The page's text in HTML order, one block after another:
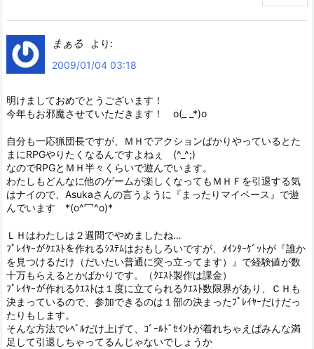
まぁる
より:
2009/01/04 03:18
明けましておめでとうございます！
今年もお邪魔させていただきます！ o(_ _*)o
自分も一応猟団長ですが、ＭＨでアクションばかりやっているとた
まにRPGやりたくなるんですよねぇ (^_^;)
なのでRPGとＭＨ半々くらいで遊んでいます。
わたしもどんなに他のゲームが楽しくなってもＭＨＦを引退する気
はナイので、Asukaさんの言うように『まったりマイペース』で遊
んでいます *(o^冖^o)*
ＬＨはわたしは２週間でやめましたね…
ﾌﾟﾚｲﾔｰがｸｴｽﾄを作れるｼｽﾃﾑはおもしろいですが、ﾒｲﾝﾀｰｹﾞｯﾄが『誰か
を見つけるだけ（だいたい普通に突っ立ってます）』で経験値が数
十万もらえるとかばかりです。（ｸｴｽﾄ製作は課金）
ﾌﾟﾚｲﾔｰが作れるｸｴｽﾄは１度に立てられるｸｴｽﾄ数限界があり、ＣＨも
決まっているので、参加できるのは１部の決まったﾌﾟﾚｲﾔｰだけだっ
たりもします。
そんな方法でﾚﾍﾞﾙだけ上げて、ｺﾞｰﾙﾄﾞｾｲﾝﾄが着れちゃえばみんな満
足して引退しちゃってるんじゃないでしょうか